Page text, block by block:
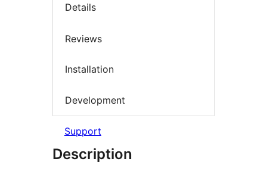
Details
Reviews
Installation
Development
Support
Description